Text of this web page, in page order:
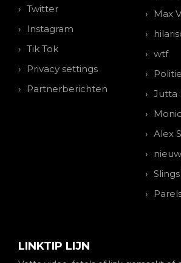
Twitter
Instagram
Tik Tok
Privacy settings
Partnerberichten
Max
wtf
Politie
Jutta
Alex
LINKTIP LIJN